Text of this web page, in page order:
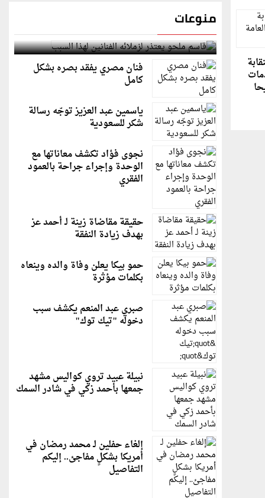
منوعات
قاسم ملحو يعتذر لزملائه الفنانين لهذا السبب
فنان مصري يفقد بصره بشكل
كامل
ياسمين عبد العزيز توجّه رسالة
شكر للسعودية
نجوى فؤاد تكشف معاناتها مع
الوحدة وإجراء جراحة بالعمود
الفقري
حقيقة مقاضاة زينة لـ أحمد عز
بهدف زيادة النفقة
حمو بيكا يعلن وفاة والده وينعاه
بكلمات مؤثرة
صبري عبد المنعم يكشف سبب
دخوله "تيك توك"
نبيلة عبيد تروي كواليس مشهد
جمعها بأحمد زكي في شادر السمك
إلغاء حفلين لـ محمد رمضان في
أمريكا بشكلٍ مفاجئ.. إليكم
التفاصيل